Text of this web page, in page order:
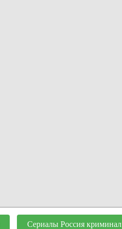
Сериалы Россия криминал